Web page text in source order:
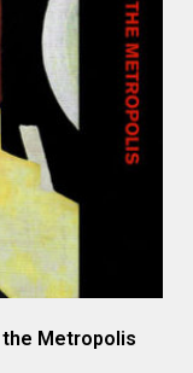
the Metropolis